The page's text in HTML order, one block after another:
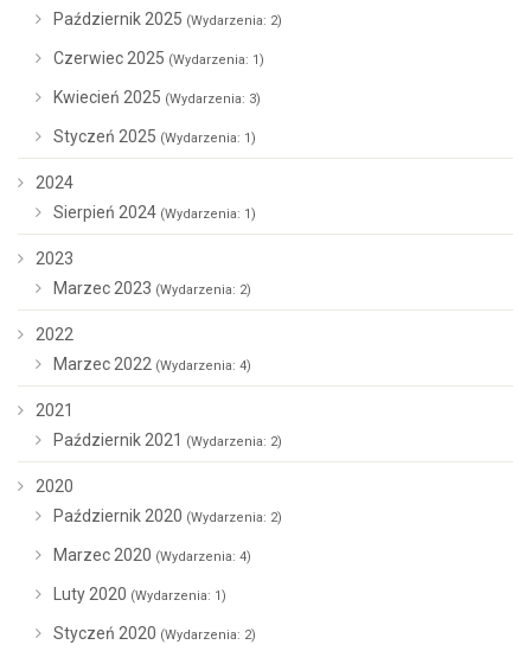
Październik 2025 (Wydarzenia: 2)
Czerwiec 2025 (Wydarzenia: 1)
Kwiecień 2025 (Wydarzenia: 3)
Styczeń 2025 (Wydarzenia: 1)
2024
Sierpień 2024 (Wydarzenia: 1)
2023
Marzec 2023 (Wydarzenia: 2)
2022
Marzec 2022 (Wydarzenia: 4)
2021
Październik 2021 (Wydarzenia: 2)
2020
Październik 2020 (Wydarzenia: 2)
Marzec 2020 (Wydarzenia: 4)
Luty 2020 (Wydarzenia: 1)
Styczeń 2020 (Wydarzenia: 2)